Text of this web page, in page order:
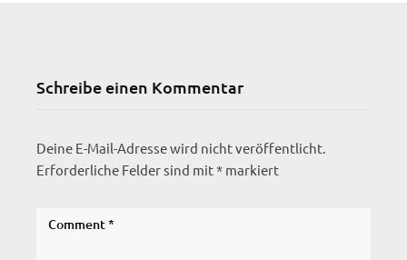
Schreibe einen Kommentar
Deine E-Mail-Adresse wird nicht veröffentlicht.
Erforderliche Felder sind mit* markiert